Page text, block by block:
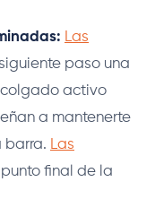
Las
paso una
colgado activo
a mantenerte
barra. Las
final de la